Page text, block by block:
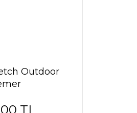
Outdoor
TL